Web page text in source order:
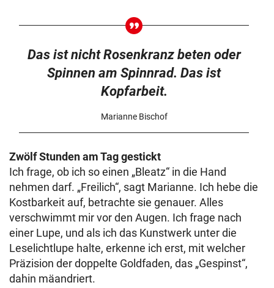
Das ist nicht Rosenkranz beten oder
Spinnen am Spinnrad. Das ist
Kopfarbeit.
Marianne Bischof
Zwölf Stunden am Tag gestickt
Ich frage, ob ich so einen „Bleatz“ in die Hand
nehmen darf. „Freilich“, sagt Marianne. Ich hebe die
Kostbarkeit auf, betrachte sie genauer. Alles
verschwimmt mir vor den Augen. Ich frage nach
einer Lupe, und als ich das Kunstwerk unter die
Leselichtlupe halte, erkenne ich erst, mit welcher
Präzision der doppelte Goldfaden, das „Gespinst“,
dahin mäandriert.